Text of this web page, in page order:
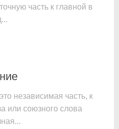
часть к главной в
независимая часть, к
или союзного слова